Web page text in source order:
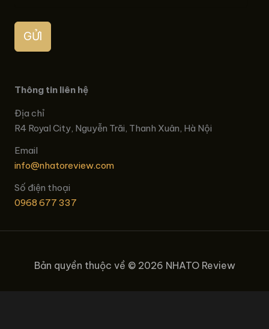
GỬI
Thông tin liên hệ
Địa chỉ
R4 Royal City, Nguyễn Trãi, Thanh Xuân, Hà Nội
Email
info@nhatoreview.com
Số điện thoại
0968 677 337
Bản quyền thuộc về © 2026 NHATO Review